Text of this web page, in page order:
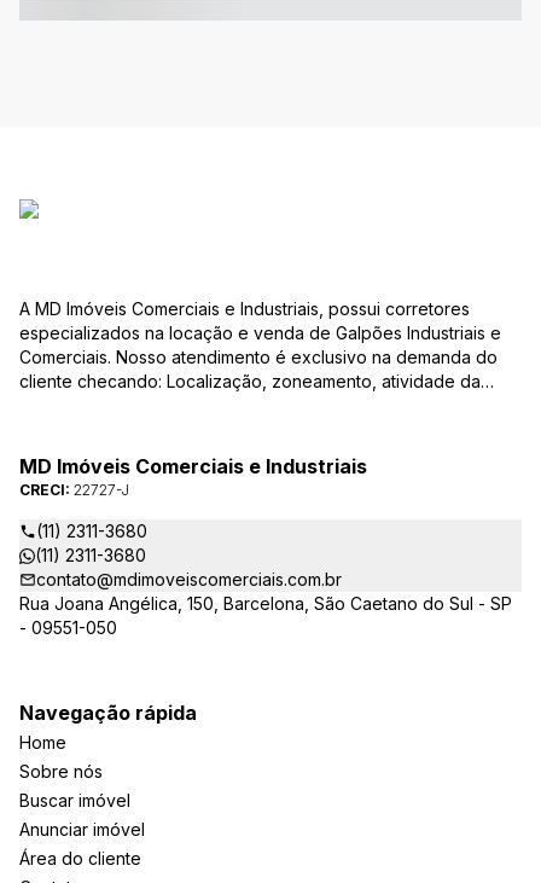
A MD Imóveis Comerciais e Industriais, possui corretores
especializados na locação e venda de Galpões Industriais e
Comerciais. Nosso atendimento é exclusivo na demanda do
cliente checando: Localização, zoneamento, atividade da
atender de verdade a sua necessidade!
MD Imóveis Comerciais e Industriais
CRECI: 22727-J
(11) 2311-3680
(11) 2311-3680
contato@mdimoveiscomerciais.com.br
Rua Joana Angélica, 150, Barcelona, São Caetano do Sul - SP
- 09551-050
Navegação rápida
Home
Sobre nós
Buscar imóvel
Anunciar imóvel
Área do cliente